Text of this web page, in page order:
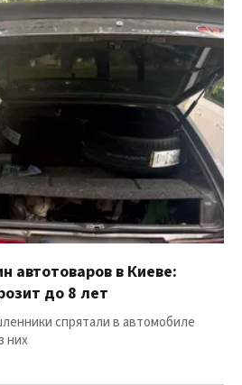
автотоваров в Киеве:
до 8 лет
спрятали в автомобиле
них